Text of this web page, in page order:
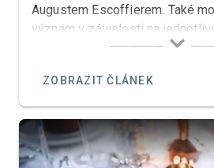
Augustem Escoffierem. Také
význam v závislosti na
funkcích nebo technikách.
ZOBRAZIT ČLÁNEK